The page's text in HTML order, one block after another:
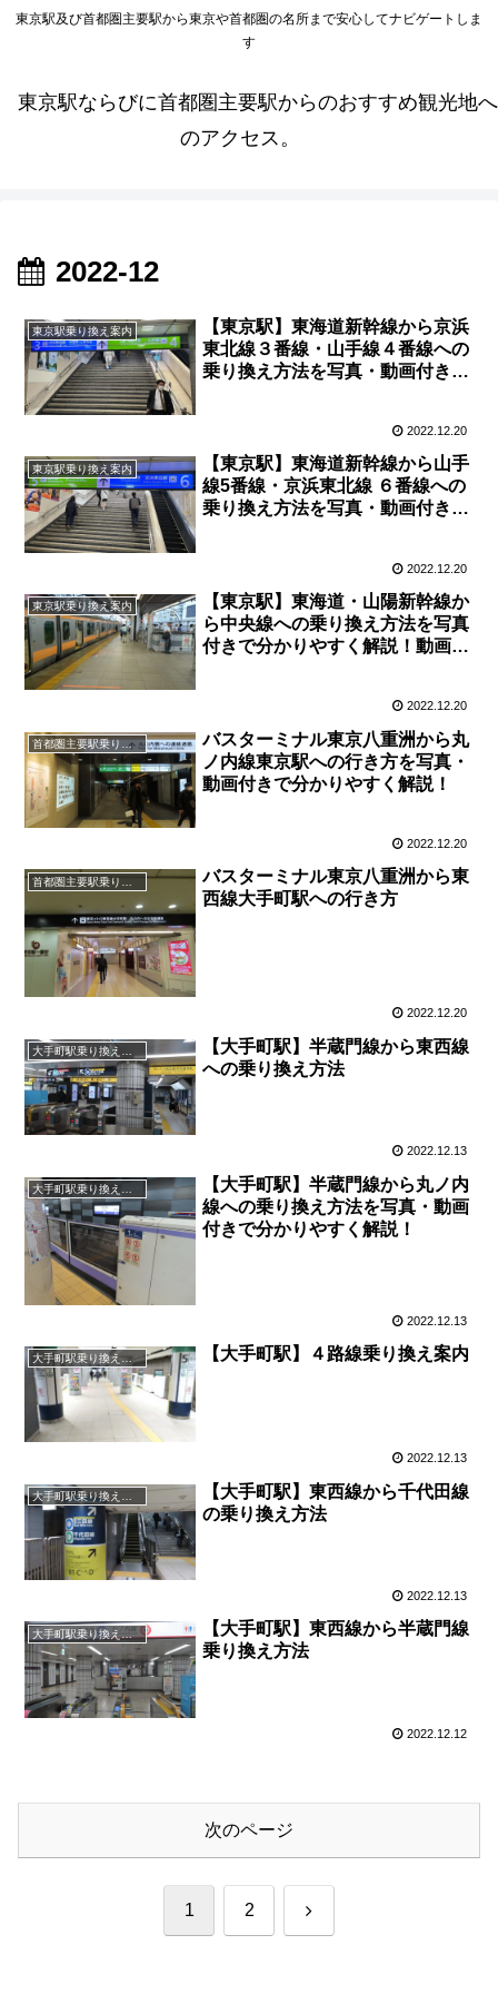
東京駅及び首都圏主要駅から東京や首都圏の名所まで安心してナビゲートしま
す
東京駅ならびに首都圏主要駅からのおすすめ観光地へ
のアクセス。
2022-12
東京駅乗り換え案内
【東京駅】東海道新幹線から京浜
東北線３番線・山手線４番線への
乗り換え方法を写真・動画付きで
2022.12.20
東京駅乗り換え案内
【東京駅】東海道新幹線から山手
線5番線・京浜東北線 ６番線への
乗り換え方法を写真・動画付きで
2022.12.20
東京駅乗り換え案内
【東京駅】東海道・山陽新幹線か
ら中央線への乗り換え方法を写真
付きで分かりやすく解説！動画案
2022.12.20
首都圏主要駅乗り換え案内
バスターミナル東京八重洲から丸
ノ内線東京駅への行き方を写真・
動画付きで分かりやすく解説！
2022.12.20
バスターミナル東京八重洲から東
西線大手町駅への行き方
2022.12.20
大手町駅乗り換え案内
【大手町駅】半蔵門線から東西線
への乗り換え方法
2022.12.13
【大手町駅】半蔵門線から丸ノ内
線への乗り換え方法を写真・動画
付きで分かりやすく解説！
2022.12.13
大手町駅乗り換え案内 【大手町駅】４路線乗り換え案内
2022.12.13
【大手町駅】東西線から千代田線
の乗り換え方法
2022.12.13
大手町駅乗り換え案内
【大手町駅】東西線から半蔵門線
乗り換え方法
2022.12.12
次のページ
1 2 次